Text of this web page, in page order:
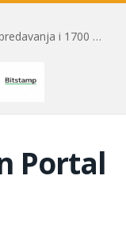
Toni Milun postao “milijarder”! Vrhunska predavanja i 1700 posjetitelja obilježili su mjesec financijske pismenosti
Portal